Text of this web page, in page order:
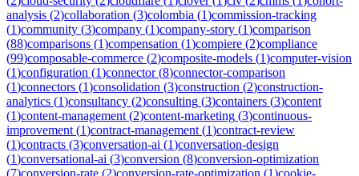
analysis (2)collaboration (3)colombia (1)commission-tracking
(1)community (3)company (1)company-story (1)comparison
(88)comparisons (1)compensation (1)compiere (2)compliance
(99)composable-commerce (2)composite-models (1)computer-vision
(1)configuration (1)connector(8)connector-comparison
(1)connectors (1)consolidation (3)construction (2)construction-
analytics (1)consultancy (2)consulting (3)containers (3)content
(1)content-management (2)content-marketing (3)continuous-
improvement (1)contract-management (1)contract-review
(1)contracts (3)conversation-ai (1)conversation-design
(1)conversational-ai (3)conversion (8)conversion-optimization
(7)conversion-rate (2)conversion-rate-optimization (1)cookie-